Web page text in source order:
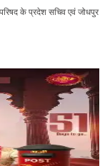
के प्रदेश सचिव एवं जोधपुर